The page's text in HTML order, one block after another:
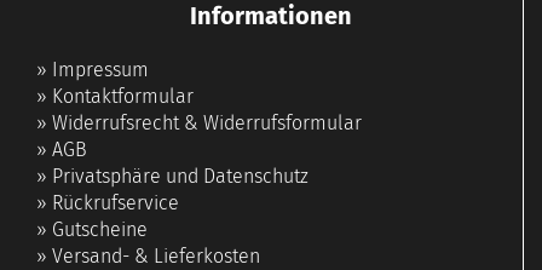
Informationen
» Impressum
» Kontaktformular
» Widerrufsrecht & Widerrufsformular
» AGB
» Privatsphäre und Datenschutz
» Rückrufservice
» Gutscheine
» Versand- & Lieferkosten